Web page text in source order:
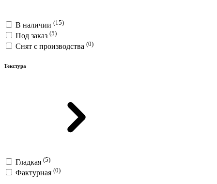
В наличии (15)
Под заказ (5)
Снят с производства (0)
Текстура
Гладкая (5)
Фактурная (0)